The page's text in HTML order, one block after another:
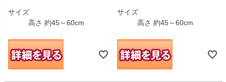
サイズ
高さ 約45～60cm
サイズ
高さ 約45～60cm